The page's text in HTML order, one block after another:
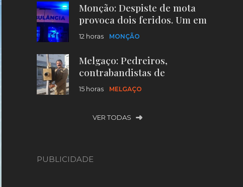
Monção: Despiste de mota
provoca dois feridos. Um em
estado grave
12 horas MONÇÃO
Melgaço: Pedreiros,
contrabandistas de
volfrâmio… e até uma
‘Confraria do Espumante’
15 horas MELGAÇO
VER TODAS
PUBLICIDADE